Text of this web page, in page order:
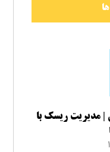
بانکی | مدیریت ریسک با